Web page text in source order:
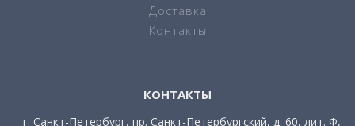
Доставка
Контакты
КОНТАКТЫ
г. Санкт-Петербург, пр. Санкт-Петербургский, д. 60, лит. Ф,